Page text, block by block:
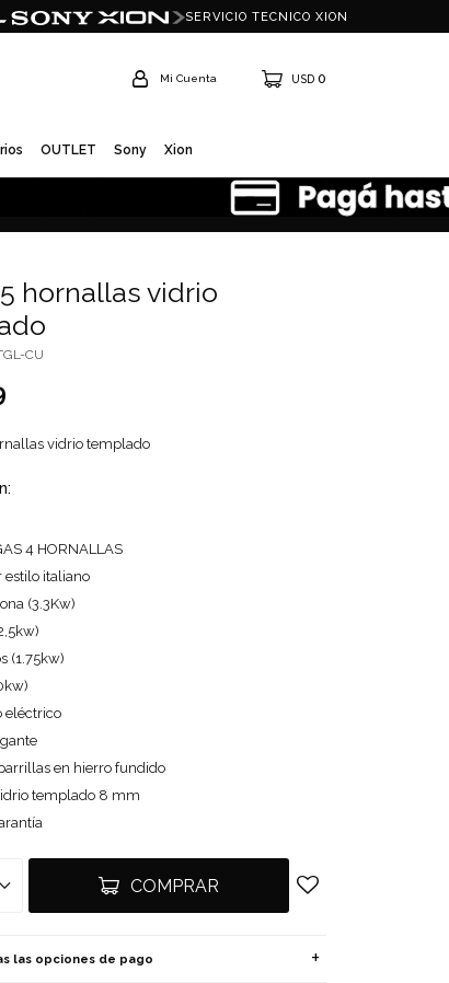
OUTLET Sony Xion
USD 0
SERVICIO TECNICO XION
hornallas vidrio
CU
vidrio templado
4 HORNALLAS
estilo italiano
(3.3Kw)
(1.75kw)
eléctrico
en hierro fundido
templado 8 mm
COMPRAR
las opciones de pago